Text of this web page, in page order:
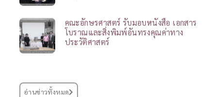
คณะอักษรศาสตร์ รับมอบหนังสือ เอกสาร
โบราณและสิ่งพิมพ์อันทรงคุณค่าทาง
ประวัติศาสตร์
อ่านข่าวทั้งหมด